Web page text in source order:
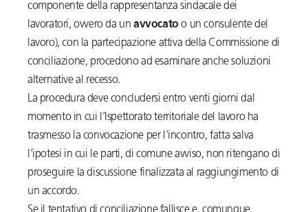
componente della rappresentanza sindacale dei
lavoratori, ovvero da un avvocatoo un consulente del
lavoro), con la partecipazione attiva della Commissione di
conciliazione, procedono ad esaminare anche soluzioni
alternative al recesso.
La procedura deve concludersi entro venti giorni dal
momento in cui l’Ispettorato territoriale del lavoro ha
trasmesso la convocazione per l’incontro, fatta salva
l’ipotesi in cui le parti, di comune avviso, non ritengano di
proseguire la discussione finalizzata al raggiungimento di
un accordo.